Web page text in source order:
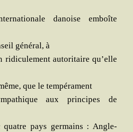
danoise emboîte
géné­ral, à
ridi­cu­le­ment auto­ri­taire qu’elle
que le tempérament
aux prin­cipes de
quatre pays ger­mains : Angle­